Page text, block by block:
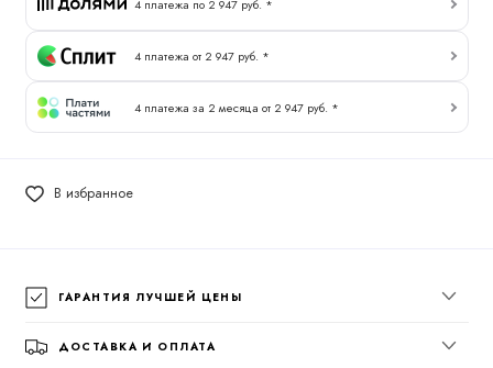
4 платежа по 2 947 руб. *
4 платежа от 2 947 руб. *
4 платежа за 2 месяца от 2 947 руб. *
В избранное
ГАРАНТИЯ ЛУЧШЕЙ ЦЕНЫ
ДОСТАВКА И ОПЛАТА